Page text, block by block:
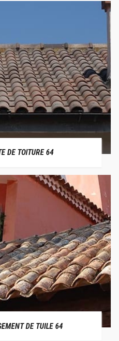
DE TOITURE 64
DE TUILE 64